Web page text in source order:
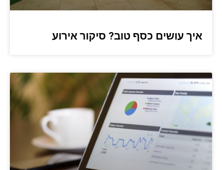
איך עושים כסף טוב? סיקור אירוע